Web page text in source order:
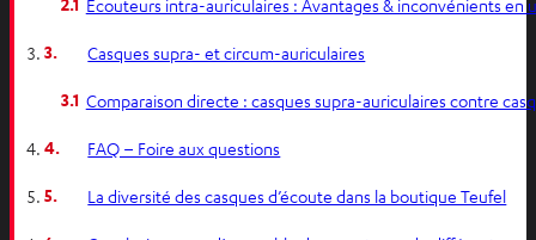
Écouteurs intra-auriculaires : Avantages & inconvénients en
3. Casques supra- et circum-auriculaires
3.1 Comparaison directe : casques supra-auriculaires contre
4. FAQ – Foire aux questions
5. La diversité des casques d’écoute dans la boutique Teufel